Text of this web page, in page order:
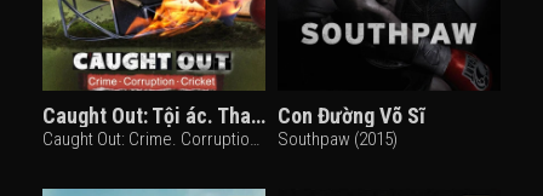
Caught Out: Tội ác. Tham nhũng. Cricket.
Caught Out: Crime. Corruption. Cricket. (2023)
Con Đường Võ Sĩ
Southpaw (2015)